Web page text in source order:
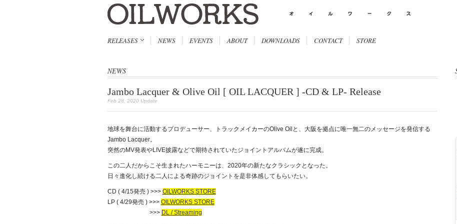
RELEASES NEWS EVENTS ABOUT DOWNLOADS CONTACT STORE
NEWS
Jambo Lacquer & Olive Oil [ OIL LACQUER ] -CD & LP- Release
Feb 28, 2020 Update
地球を舞台に活動するプロデューサー、トラックメイカーのOlive Oilと、大阪を拠点に唯一無二のメッセージを発信する
Jambo Lacquer。
突然のMV発表やLIVE披露などで期待されていたジョイントアルバムが遂に完成。
この二人だからこそ生まれたハーモニーは、2020年の新たなクラシックとなった。
日々進化し続ける二人による奇跡のジョイントを是非体感してもらいたい。
CD ( 4/15発売 ) >>> OILWORKS STORE
LP ( 4/29発売 ) >>> OILWORKS STORE
>>> DL / Streaming